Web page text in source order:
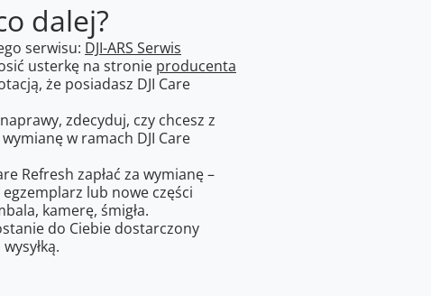
dalej?
serwisu: DJI-ARS Serwis
usterkę na stronie producenta
że posiadasz DJI Care
zdecyduj, czy chcesz z
w ramach DJI Care
Refresh zapłać za wymianę –
lub nowe części
kamerę, śmigła.
do Ciebie dostarczony